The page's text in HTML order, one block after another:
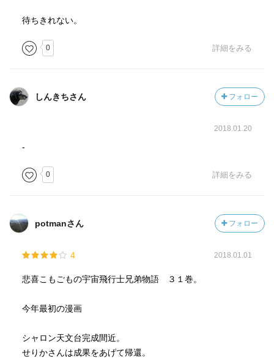
待ちきれない。
0 詳細をみる
しんきちさん フォロー
2018.01.20
-
0 詳細をみる
potmanさん フォロー
4 2018.01.01
悲喜こもごもの宇宙飛行士兄弟物語 ３１巻。
今年最初の漫画
シャロン天文台完成間近。
せりかさんは成果をあげて帰還。